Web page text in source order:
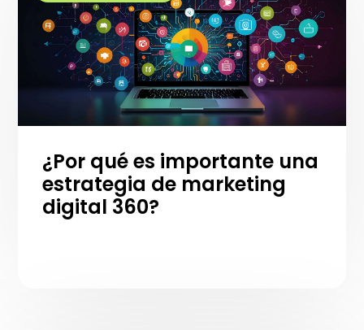
¿Por qué es importante una
estrategia de marketing
digital 360?